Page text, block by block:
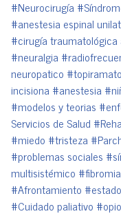
#Neurocirugía
#anestesia espinal
#cirugía traumatológica
#neuralgia
neuropatico #topiramato
incisiona #anestesia
#modelos y teorias
Servicios de Salud
#miedo #tristeza
#problemas sociales
multisistémico
#Afrontamiento
#Cuidado paliativo